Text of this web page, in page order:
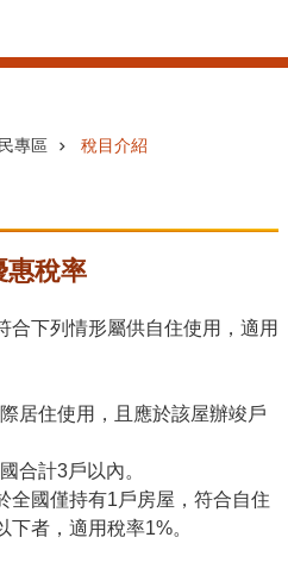
專區 稅目介紹
惠稅率
合下列情形屬供自住使用，適用
居住使用，且應於該屋辦竣戶
合計3戶以內。
全國僅持有1戶房屋，符合自住
者，適用稅率1%。